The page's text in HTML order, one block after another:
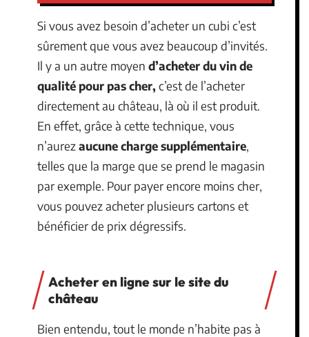
Si vous avez besoin d’acheter un cubi c’est
sûrement que vous avez beaucoup d’invités.
Il y a un autre moyen d’acheter du vin de
qualité pour pas cher, c’est de l’acheter
directement au château, là où il est produit.
En effet, grâce à cette technique, vous
n’aurezaucune charge supplémentaire,
telles que la marge que se prend le magasin
par exemple. Pour payer encore moins cher,
vous pouvez acheter plusieurs cartons et
bénéficier de prix dégressifs.
Acheter en ligne sur le site du
château
Bien entendu, tout le monde n’habite pas à